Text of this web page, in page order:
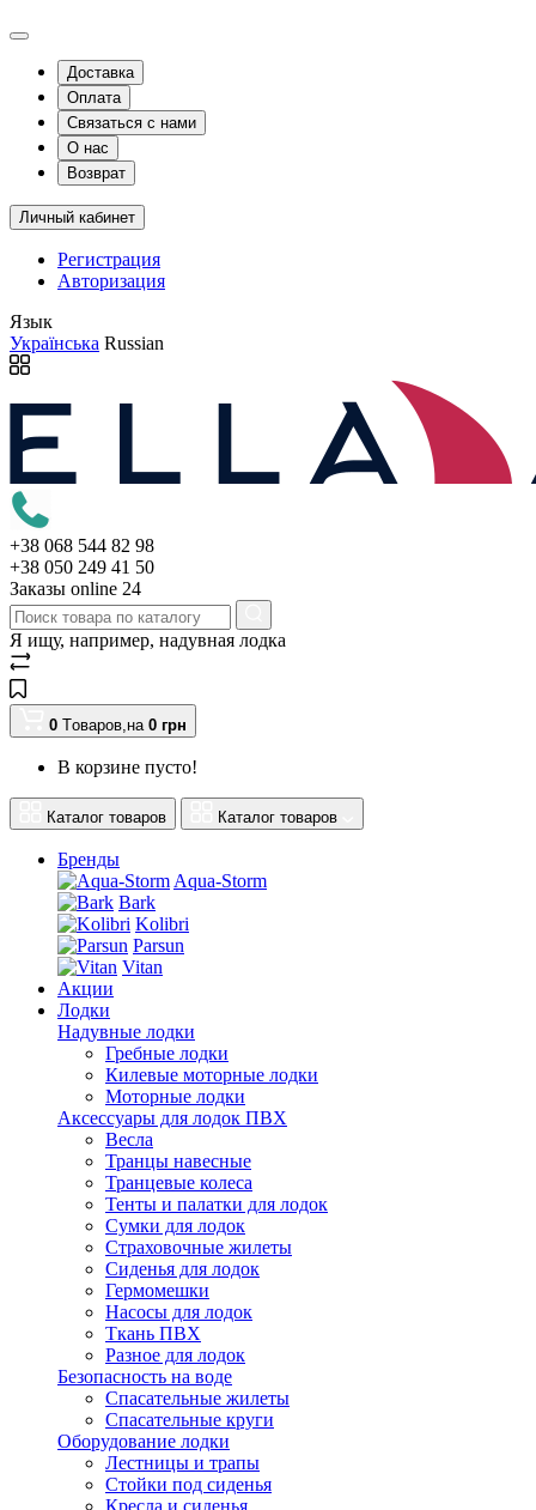
Доставка
Оплата
Связаться с нами
О нас
Возврат
Личный кабинет
Регистрация
Авторизация
Язык
Українська Russian
+38 068 544 82 98
+38 050 249 41 50
Заказы оnline 24
Я ищу, например, надувная лодка
0 Tоваров,на 0 грн
В корзине пусто!
Каталог товаров Каталог товаров
Бренды
Aqua-Storm
Bark
Kolibri
Parsun
Vitan
Акции
Лодки
Надувные лодки
Гребные лодки
Килевые моторные лодки
Моторные лодки
Аксессуары для лодок ПВХ
Весла
Транцы навесные
Транцевые колеса
Тенты и палатки для лодок
Сумки для лодок
Страховочные жилеты
Сиденья для лодок
Гермомешки
Насосы для лодок
Ткань ПВХ
Разное для лодок
Безопасность на воде
Спасательные жилеты
Спасательные круги
Оборудование лодки
Лестницы и трапы
Стойки под сиденья
Кресла и сиденья